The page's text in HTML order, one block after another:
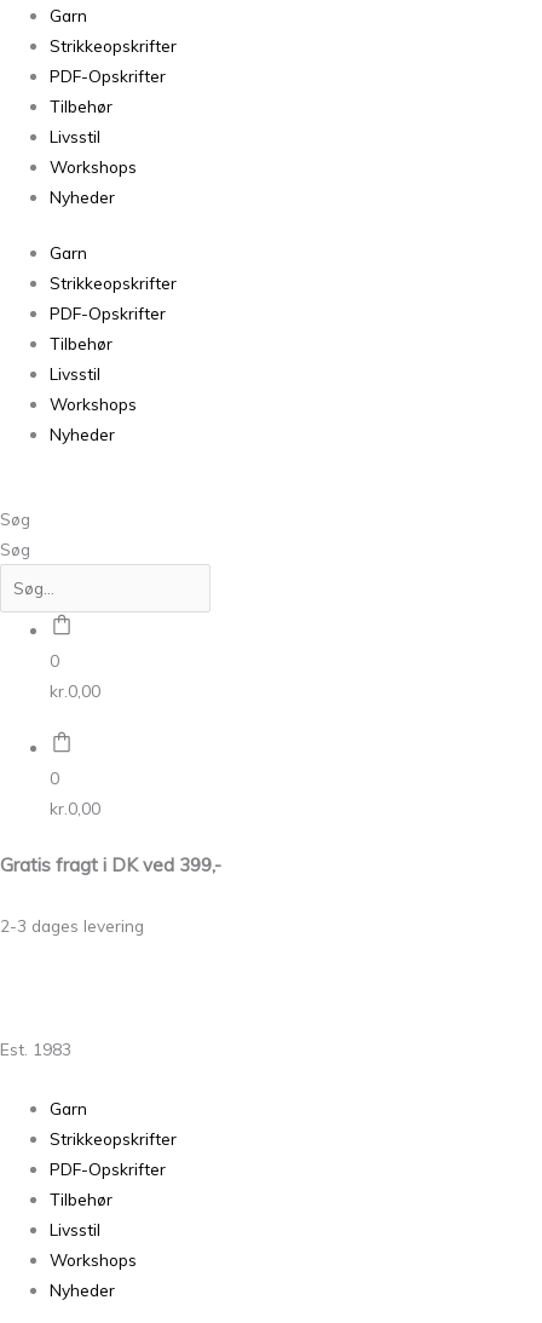
Garn
Strikkeopskrifter
PDF-Opskrifter
Tilbehør
Livsstil
Workshops
Nyheder
Garn
Strikkeopskrifter
PDF-Opskrifter
Tilbehør
Livsstil
Workshops
Nyheder
Søg
Søg
0
kr.0,00
0
kr.0,00
Gratis fragt i DK ved 399,-
2-3 dages levering
Est. 1983
Garn
Strikkeopskrifter
PDF-Opskrifter
Tilbehør
Livsstil
Workshops
Nyheder
Tynn
Mint
Green
7911
antal